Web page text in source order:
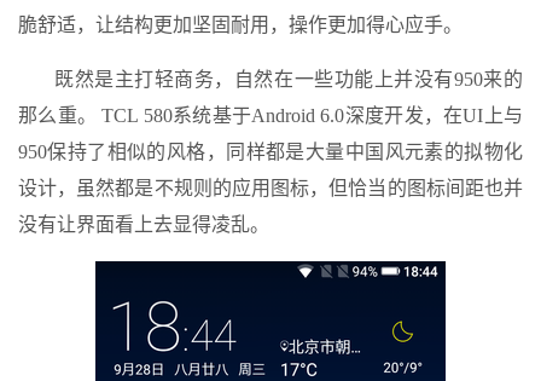
脆舒适，让结构更加坚固耐用，操作更加得心应手。
既然是主打轻商务，自然在一些功能上并没有950来的
那么重。 TCL 580系统基于Android 6.0深度开发，在UI上与
950保持了相似的风格，同样都是大量中国风元素的拟物化
设计，虽然都是不规则的应用图标，但恰当的图标间距也并
没有让界面看上去显得凌乱。